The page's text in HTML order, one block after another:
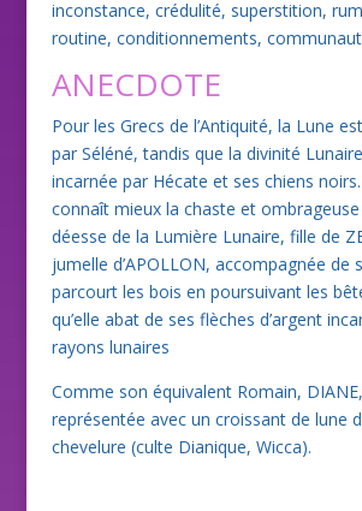
inconstance, crédulité, superstition,
routine, conditionnements,
ANECDOTE
Pour les Grecs de l’Antiquité, la Lune
par Séléné, tandis que la divinité
incarnée par Hécate et ses chiens noirs.
connaît mieux la chaste et ombrageuse
déesse de la Lumière Lunaire, fille de
jumelle d’APOLLON, accompagnée de
parcourt les bois en poursuivant les
qu’elle abat de ses flèches d’argent
rayons lunaires
Comme son équivalent Romain,
représentée avec un croissant de lune
chevelure (culte Dianique, Wicca).